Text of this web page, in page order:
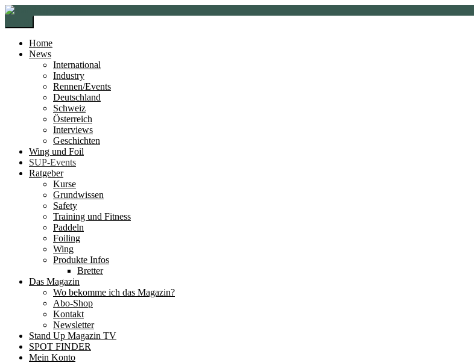
Zur
Navigation
springen
Zum
springen
Home
News
International
Industry
Rennen/Events
Deutschland
Schweiz
Österreich
Interviews
Geschichten
Wing und Foil
SUP-Events
Ratgeber
Kurse
Grundwissen
Safety
Training und Fitness
Paddeln
Foiling
Wing
Produkte Infos
Bretter
Das Magazin
Wo bekomme ich das Magazin?
Abo-Shop
Kontakt
Newsletter
Stand Up Magazin TV
SPOT FINDER
Mein Konto